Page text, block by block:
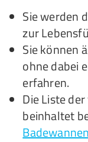
Sie werden
zur
Sie können
ohne dabei
erfahren.
Die Liste
beinhaltet